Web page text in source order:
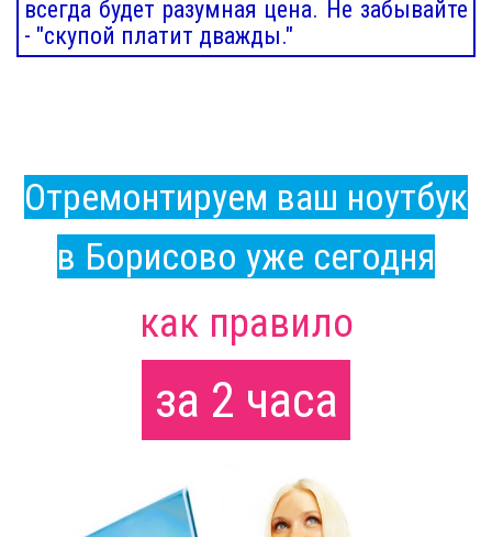
всегда будет разумная цена. Не забывайте
- "скупой платит дважды."
Отремонтируем ваш ноутбук
в Борисово уже сегодня
как правило
за 2 часа